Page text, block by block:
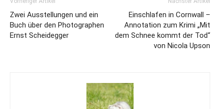
Zwei Ausstellungen und ein
Buch über den Photographen
Ernst Scheidegger
Einschlafen in Cornwall –
Annotation zum Krimi „Mit
dem Schnee kommt der Tod“
von Nicola Upson